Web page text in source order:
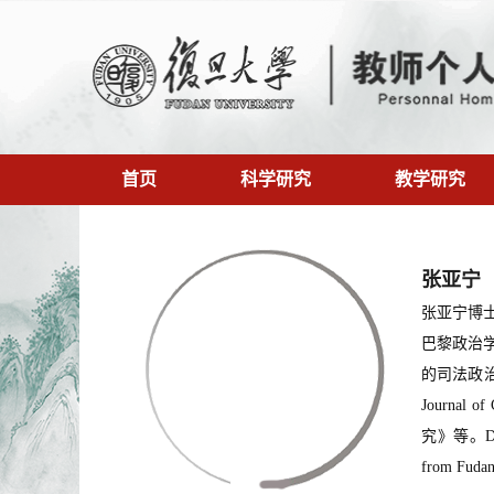
首页 科学研究 教学研究
张亚宁
张亚宁博
巴黎政治
的司法政
Journal of
究》等。
from